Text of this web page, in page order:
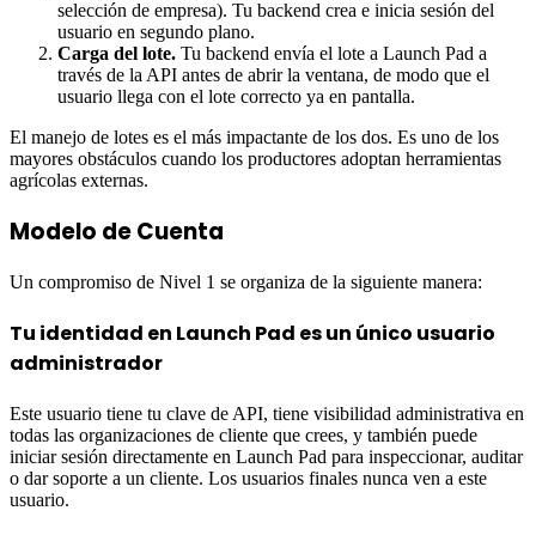
selección de empresa). Tu backend crea e inicia sesión del
usuario en segundo plano.
Carga del lote. Tu backend envía el lote a Launch Pad a
través de la API antes de abrir la ventana, de modo que el
usuario llega con el lote correcto ya en pantalla.
El manejo de lotes es el más impactante de los dos. Es uno de los
mayores obstáculos cuando los productores adoptan herramientas
agrícolas externas.
Modelo de Cuenta
Un compromiso de Nivel 1 se organiza de la siguiente manera:
Tu identidad en Launch Pad es un único usuario
administrador
Este usuario tiene tu clave de API, tiene visibilidad administrativa en
todas las organizaciones de cliente que crees, y también puede
iniciar sesión directamente en Launch Pad para inspeccionar, auditar
o dar soporte a un cliente. Los usuarios finales nunca ven a este
usuario.